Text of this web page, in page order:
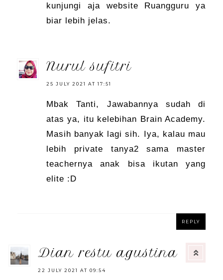
kunjungi aja website Ruangguru ya
biar lebih jelas.
nurul sufitri
25 JULY 2021 AT 17:51
Mbak Tanti, Jawabannya sudah di
atas ya, itu kelebihan Brain Academy.
Masih banyak lagi sih. Iya, kalau mau
lebih private tanya2 sama master
teachernya anak bisa ikutan yang
elite :D
REPLY
dian restu agustina
22 JULY 2021 AT 09:54